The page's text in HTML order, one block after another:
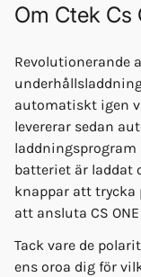
Om Ctek Cs
Revolutionerande
automatiskt igen
levererar sedan
batteriet är laddat
knappar att trycka
att ansluta CS
Tack vare de
ens oroa dig för